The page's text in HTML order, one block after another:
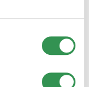
Gründung
ist ein